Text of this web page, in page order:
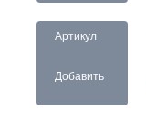
Артикул
Добавить